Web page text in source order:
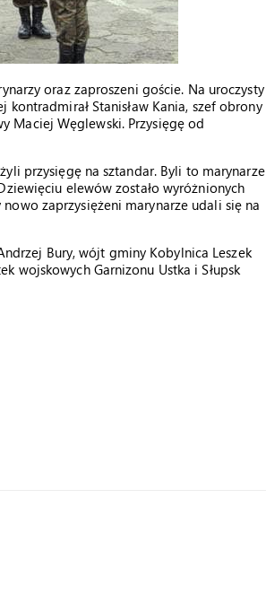
oraz zaproszeni goście. Na uroczysty
Stanisław Kania, szef obrony
Maciej Węglewski. Przysięgę od
przysięgę na sztandar. Byli to marynarze
elewów zostało wyróżnionych
zaprzysiężeni marynarze udali się na
Bury, wójt gminy Kobylnica Leszek
wojskowych Garnizonu Ustka i Słupsk